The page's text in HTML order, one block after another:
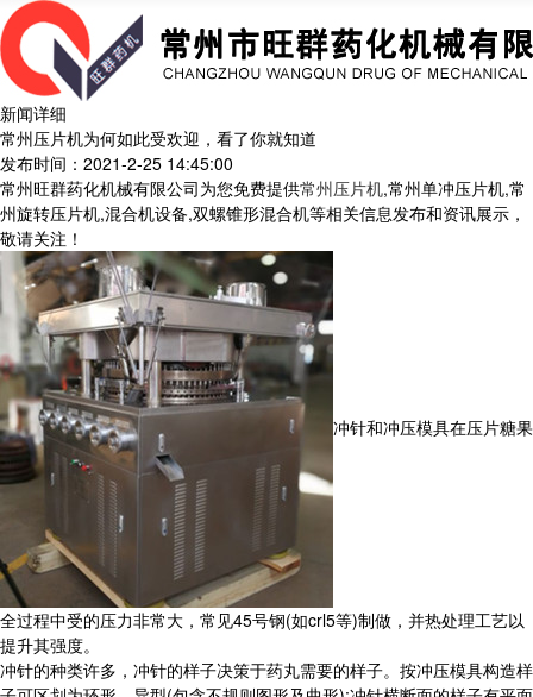
新闻详细
常州压片机为何如此受欢迎，看了你就知道
发布时间：2021-2-25 14:45:00
常州旺群药化机械有限公司为您免费提供常州压片机,常州单冲压片机,常
州旋转压片机,混合机设备,双螺锥形混合机等相关信息发布和资讯展示，
敬请关注！
冲针和冲压模具在压片糖果
全过程中受的压力非常大，常见45号钢(如crl5等)制做，并热处理工艺以
提升其强度。
冲针的种类许多，冲针的样子决策于药丸需要的样子。按冲压模具构造样